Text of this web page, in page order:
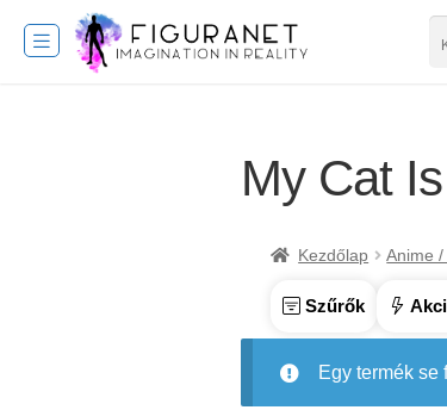
My Cat
Kezdőlap Anime
Szűrők
Egy termék se